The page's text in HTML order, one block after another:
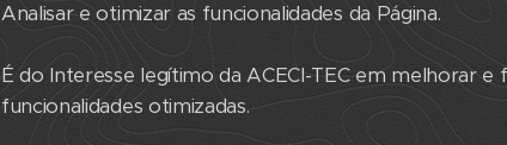
Analisar e otimizar as funcionalidades da Página.
É do Interesse legítimo da ACECI-TEC em melhorar
funcionalidades otimizadas.